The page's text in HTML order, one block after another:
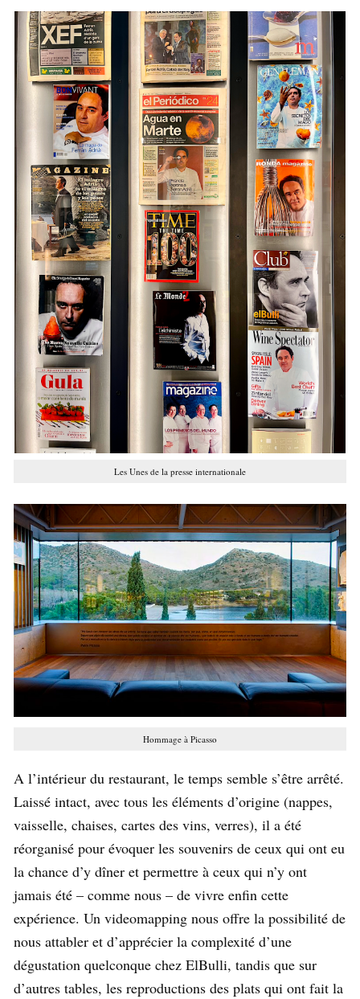
Les Unes de la presse internationale
Hommage à Picasso
A l’intérieur du restaurant, le temps semble s’être arrêté.
Laissé intact, avec tous les éléments d’origine (nappes,
vaisselle, chaises, cartes des vins, verres), il a été
réorganisé pour évoquer les souvenirs de ceux qui ont eu
la chance d’y dîner et permettre à ceux qui n’y ont
jamais été – comme nous – de vivre enfin cette
expérience. Un videomapping nous offre la possibilité de
nous attabler et d’apprécier la complexité d’une
dégustation quelconque chez ElBulli, tandis que sur
d’autres tables, les reproductions des plats qui ont fait la